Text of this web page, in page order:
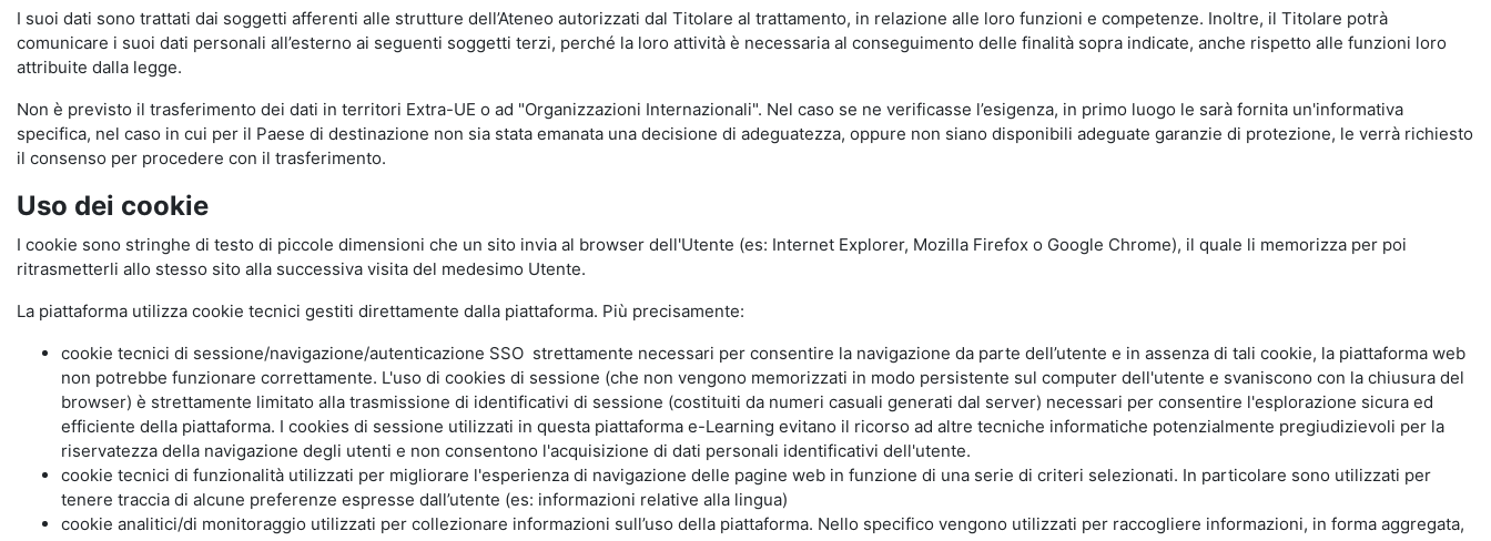
I suoi dati sono trattati dai soggetti afferenti alle strutture dell’Ateneo autorizzati dal Titolare al trattamento, in relazione alle loro funzioni e competenze. Inoltre, il Titolare potrà
comunicare i suoi dati personali all’esterno ai seguenti soggetti terzi, perché la loro attività è necessaria al conseguimento delle finalità sopra indicate, anche rispetto alle funzioni loro
attribuite dalla legge.
Non è previsto il trasferimento dei dati in territori Extra-UE o ad "Organizzazioni Internazionali". Nel caso se ne verificasse l’esigenza, in primo luogo le sarà fornita un'informativa
specifica, nel caso in cui per il Paese di destinazione non sia stata emanata una decisione di adeguatezza, oppure non siano disponibili adeguate garanzie di protezione, le verrà richiesto
il consenso per procedere con il trasferimento.
Uso dei cookie
I cookie sono stringhe di testo di piccole dimensioni che un sito invia al browser dell'Utente (es: Internet Explorer, Mozilla Firefox o Google Chrome), il quale li memorizza per poi
ritrasmetterli allo stesso sito alla successiva visita del medesimo Utente.
La piattaforma utilizza cookie tecnici gestiti direttamente dalla piattaforma. Più precisamente:
cookie tecnici di sessione/navigazione/autenticazione SSO strettamente necessari per consentire la navigazione da parte dell’utente e in assenza di tali cookie, la piattaforma web
non potrebbe funzionare correttamente. L'uso di cookies di sessione (che non vengono memorizzati in modo persistente sul computer dell'utente e svaniscono con la chiusura del
browser) è strettamente limitato alla trasmissione di identificativi di sessione (costituiti da numeri casuali generati dal server) necessari per consentire l'esplorazione sicura ed
efficiente della piattaforma. I cookies di sessione utilizzati in questa piattaforma e-Learning evitano il ricorso ad altre tecniche informatiche potenzialmente pregiudizievoli per la
riservatezza della navigazione degli utenti e non consentono l'acquisizione di dati personali identificativi dell'utente.
cookie tecnici di funzionalità utilizzati per migliorare l'esperienza di navigazione delle pagine web in funzione di una serie di criteri selezionati. In particolare sono utilizzati per
tenere traccia di alcune preferenze espresse dall’utente (es: informazioni relative alla lingua)
cookie analitici/di monitoraggio utilizzati per collezionare informazioni sull’uso della piattaforma. Nello specifico vengono utilizzati per raccogliere informazioni, in forma aggregata,